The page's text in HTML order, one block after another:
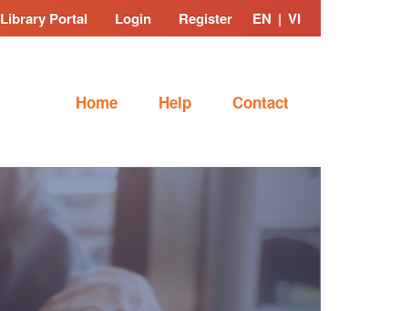
Library Portal Login Register EN | VI
Home Help Contact